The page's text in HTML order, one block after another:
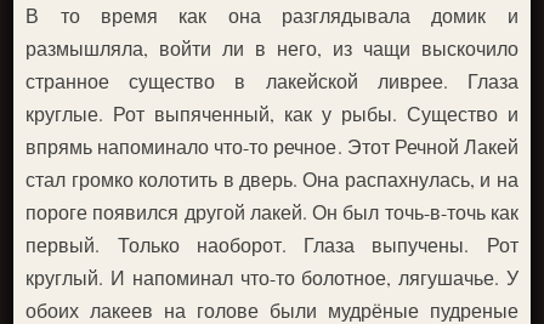
В то время как она разглядывала домик и
размышляла, войти ли в него, из чащи выскочило
странное существо в лакейской ливрее. Глаза
круглые. Рот выпяченный, как у рыбы. Существо и
впрямь напоминало что-то речное. Этот Речной Лакей
стал громко колотить в дверь. Она распахнулась, и на
пороге появился другой лакей. Он был точь-в-точь как
первый. Только наоборот. Глаза выпучены. Рот
круглый. И напоминал что-то болотное, лягушачье. У
обоих лакеев на голове были мудрёные пудреные